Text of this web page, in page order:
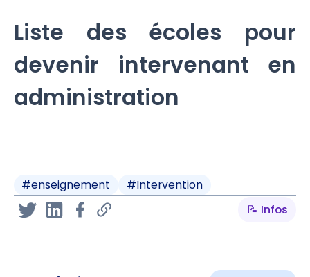
Liste des écoles pour
devenir intervenant en
administration
#enseignement #Intervention
📝 Infos